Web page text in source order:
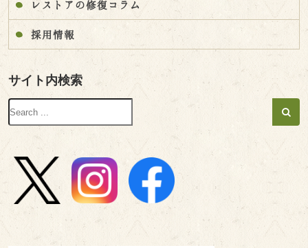
レストアの修復コラム
採用情報
サイト内検索